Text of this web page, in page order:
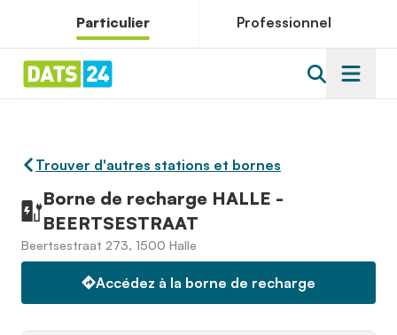
Particulier Professionnel
Trouver d'autres stations et bornes
Borne de recharge HALLE -
BEERTSESTRAAT
Beertsestraat 273, 1500 Halle
Accédez à la borne de recharge